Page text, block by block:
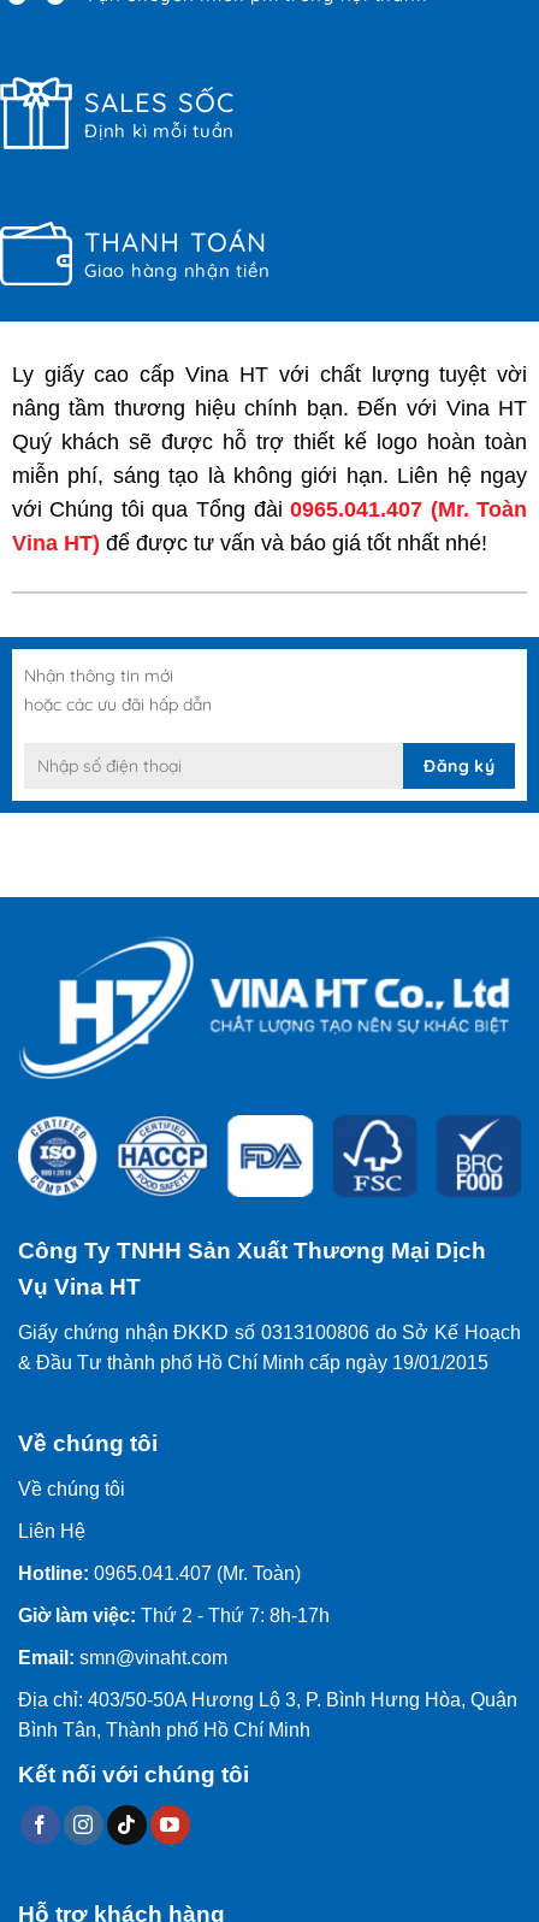
SALES SỐC
Định kì mỗi tuần
THANH TOÁN
Giao hàng nhận tiền
Ly giấy cao cấp Vina HT với chất lượng tuyệt vời
nâng tầm thương hiệu chính bạn. Đến với Vina HT
Quý khách sẽ được hỗ trợ thiết kế logo hoàn toàn
miễn phí, sáng tạo là không giới hạn. Liên hệ ngay
với Chúng tôi qua Tổng đài0965.041.407 (Mr. Toàn
Vina HT) để được tư vấn và báo giá tốt nhất nhé!
Nhận thông tin mới
hoặc các ưu đãi hấp dẫn
Công Ty TNHH Sản Xuất Thương Mại Dịch
Vụ Vina HT
Giấy chứng nhận ĐKKD số 0313100806 do Sở Kế Hoạch
& Đầu Tư thành phố Hồ Chí Minh cấp ngày 19/01/2015
Về chúng tôi
Về chúng tôi
Liên Hệ
Hotline: 0965.041.407 (Mr. Toàn)
Giờ làm việc: Thứ 2 - Thứ 7: 8h-17h
Email: smn@vinaht.com
Địa chỉ: 403/50-50A Hương Lộ 3, P. Bình Hưng Hòa, Quận
Bình Tân, Thành phố Hồ Chí Minh
Kết nối với chúng tôi
Hỗ trợ khách hàng